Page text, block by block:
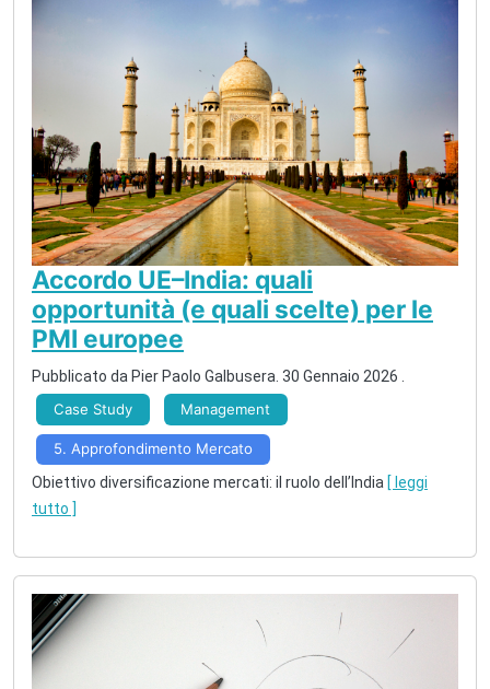
Accordo UE–India: quali
opportunità (e quali scelte) per le
PMI europee
Pubblicato da Pier Paolo Galbusera 30 Gennaio 2026
Case Study
Management
5. Approfondimento Mercato
Obiettivo diversificazione mercati: il ruolo dell’India [ leggi
tutto ]